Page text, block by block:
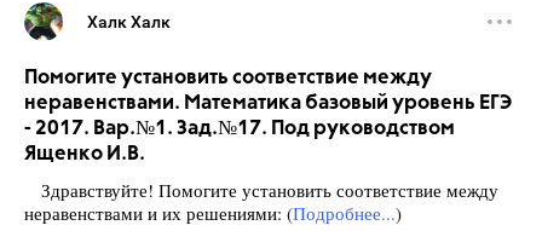
Халк Халк
Помогите установить соответствие между
неравенствами. Математика базовый уровень ЕГЭ
- 2017. Вар.№1. Зад.№17. Под руководством
Ященко И.В.
Здравствуйте! Помогите установить соответствие между
неравенствами и их решениями: (Подробнее...)